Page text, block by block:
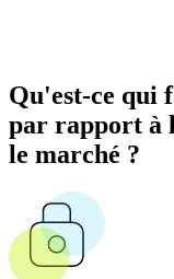
Qu'est-ce qui
par rapport à
le marché ?